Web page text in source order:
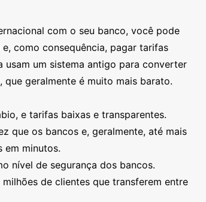
com o seu banco, você pode
como consequência, pagar tarifas
usam um sistema antigo para converter
, que geralmente é muito mais barato.
e tarifas baixas e transparentes.
que os bancos e, geralmente, até mais
em minutos.
nível de segurança dos bancos.
de clientes que transferem entre